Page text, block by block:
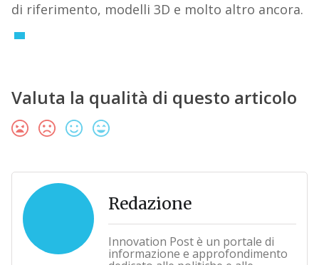
di riferimento, modelli 3D e molto altro ancora.
Valuta la qualità di questo articolo
Redazione
Innovation Post è un portale di
informazione e approfondimento